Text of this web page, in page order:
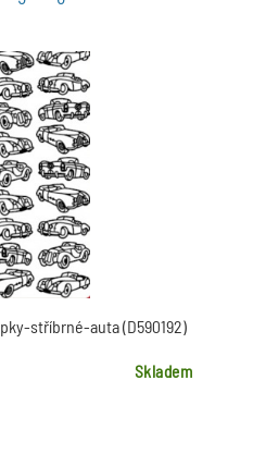
stříbrné-auta (D590192)
Skladem